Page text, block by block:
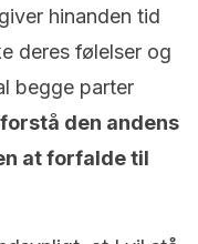
hinanden tid
deres følelser og
begge parter
den andens
at forfalde til